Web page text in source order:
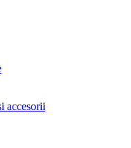
accesorii